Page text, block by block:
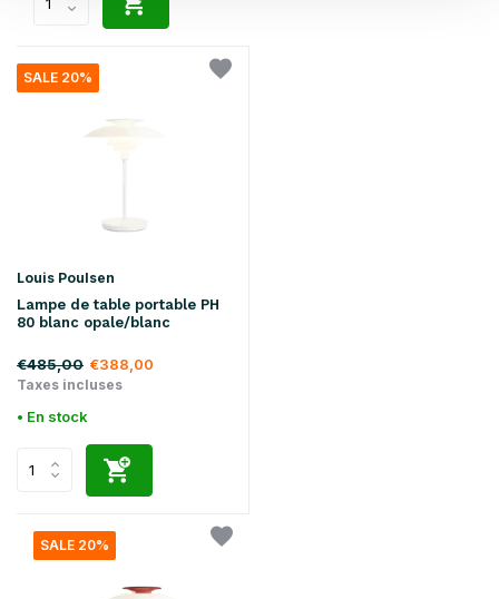
SALE 20%
Louis Poulsen
Lampe de table portable PH
80 blanc opale/blanc
€485,00 €388,00
Taxes incluses
• En stock
SALE 20%